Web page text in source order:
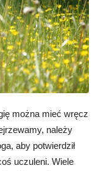
można mieć wręcz
należy
aby potwierdził
uczuleni. Wiele